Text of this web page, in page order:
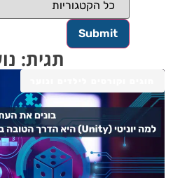
תגית: נוער